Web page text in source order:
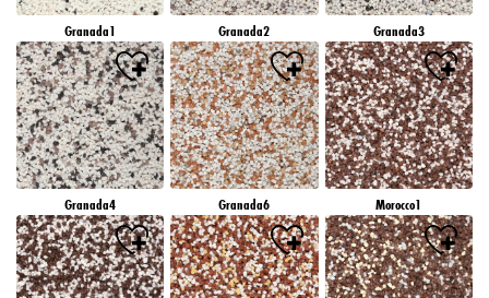
Granada1 Granada2 Granada3
Granada4 Granada6 Morocco1